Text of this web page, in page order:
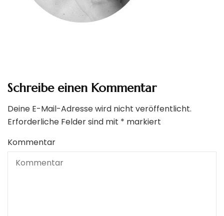
Schreibe einen Kommentar
Deine E-Mail-Adresse wird nicht veröffentlicht.
Erforderliche Felder sind mit * markiert
Kommentar